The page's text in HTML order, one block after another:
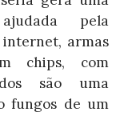
pela
armas
chips, com
são uma
fungos de um